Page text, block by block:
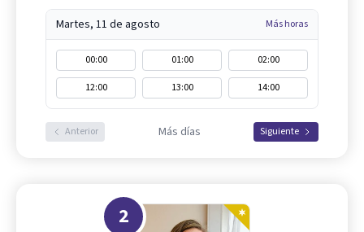
Martes, 11 de agosto Más horas
00:00 01:00
02:00
12:00
13:00 14:00
Anterior Más días Siguiente
2